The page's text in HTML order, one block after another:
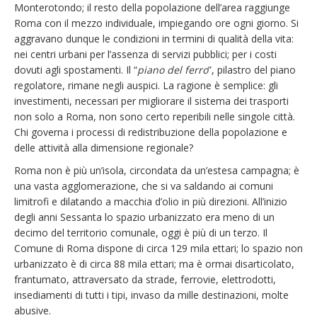
Monterotondo; il resto della popolazione dell’area raggiunge
Roma con il mezzo individuale, impiegando ore ogni giorno. Si
aggravano dunque le condizioni in termini di qualità della vita:
nei centri urbani per l’assenza di servizi pubblici; per i costi
dovuti agli spostamenti. Il “piano del ferro”, pilastro del piano
regolatore, rimane negli auspici. La ragione è semplice: gli
investimenti, necessari per migliorare il sistema dei trasporti
non solo a Roma, non sono certo reperibili nelle singole città.
Chi governa i processi di redistribuzione della popolazione e
delle attività alla dimensione regionale?
Roma non è più un’isola, circondata da un’estesa campagna; è
una vasta agglomerazione, che si va saldando ai comuni
limitrofi e dilatando a macchia d’olio in più direzioni. All’inizio
degli anni Sessanta lo spazio urbanizzato era meno di un
decimo del territorio comunale, oggi è più di un terzo. Il
Comune di Roma dispone di circa 129 mila ettari; lo spazio non
urbanizzato è di circa 88 mila ettari; ma è ormai disarticolato,
frantumato, attraversato da strade, ferrovie, elettrodotti,
insediamenti di tutti i tipi, invaso da mille destinazioni, molte
abusive.